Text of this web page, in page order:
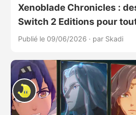
Xenoblade Chronicles :
Switch 2 Editions pour
Publié le 09/06/2026 · par Skadi